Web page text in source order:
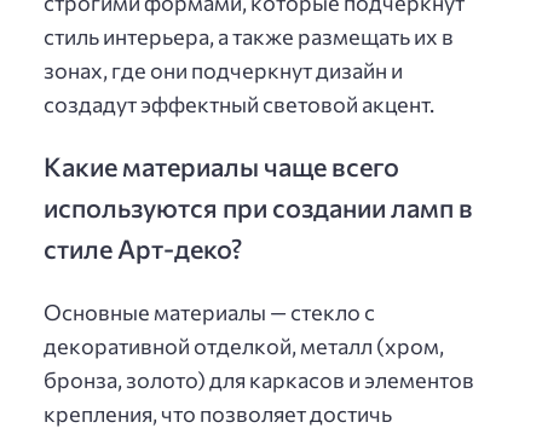
стиль интерьера, а также размещать их в
зонах, где они подчеркнут дизайн и
создадут эффектный световой акцент.
Какие материалы чаще всего
используются при создании ламп в
стиле Арт-деко?
Основные материалы — стекло с
декоративной отделкой, металл (хром,
бронза, золото) для каркасов и элементов
крепления, что позволяет достичь